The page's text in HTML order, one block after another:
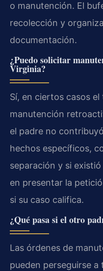
o manutención. El
recolección y
documentación.
¿Puedo solicitar
Virginia?
Sí, en ciertos casos
manutención
el padre no
hechos específicos,
separación y si
en presentar la
si su caso califica.
¿Qué pasa si el otro
Las órdenes de
pueden perseguirse